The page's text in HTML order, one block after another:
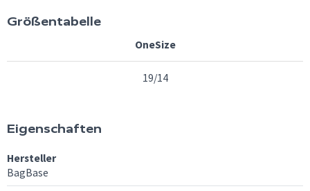
Größentabelle
OneSize
19/14
Eigenschaften
Hersteller
BagBase